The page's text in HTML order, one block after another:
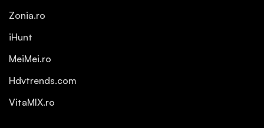
Zonia.ro
iHunt
MeiMei.ro
Hdvtrends.com
VitaMIX.ro